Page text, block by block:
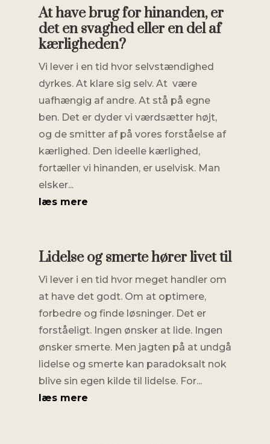
At have brug for hinanden, er
det en svaghed eller en del af
kærligheden?
Vi lever i en tid hvor selvstændighed
dyrkes. At klare sig selv. At være
uafhængig af andre. At stå på egne
ben. Det er dyder vi værdsætter højt,
og de smitter af på vores forståelse af
kærlighed. Den ideelle kærlighed,
fortæller vi hinanden, er uselvisk. Man
elsker...
læs mere
Lidelse og smerte hører livet til
Vi lever i en tid hvor meget handler om
at have det godt. Om at optimere,
forbedre og finde løsninger. Det er
forståeligt. Ingen ønsker at lide. Ingen
ønsker smerte. Men jagten på at undgå
lidelse og smerte kan paradoksalt nok
blive sin egen kilde til lidelse. For...
læs mere